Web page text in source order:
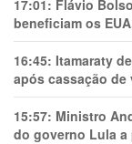
17:01: Flávio
beneficiam os
16:45: Itamaraty
após cassação de
15:57: Ministro
do governo Lula a